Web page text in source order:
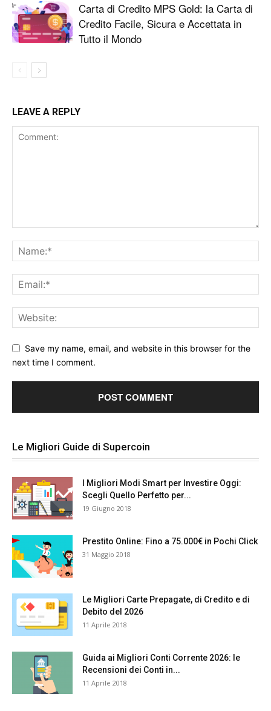
Carta di Credito MPS Gold: la Carta di
Credito Facile, Sicura e Accettata in
Tutto il Mondo
LEAVE A REPLY
Save my name, email, and website in this browser for the
next time I comment.
Le Migliori Guide di Supercoin
I Migliori Modi Smart per Investire Oggi:
Scegli Quello Perfetto per...
19 Giugno 2018
Prestito Online: Fino a 75.000€ in Pochi Click
31 Maggio 2018
Le Migliori Carte Prepagate, di Credito e di
Debito del 2026
11 Aprile 2018
Guida ai Migliori Conti Corrente 2026: le
Recensioni dei Conti in...
11 Aprile 2018